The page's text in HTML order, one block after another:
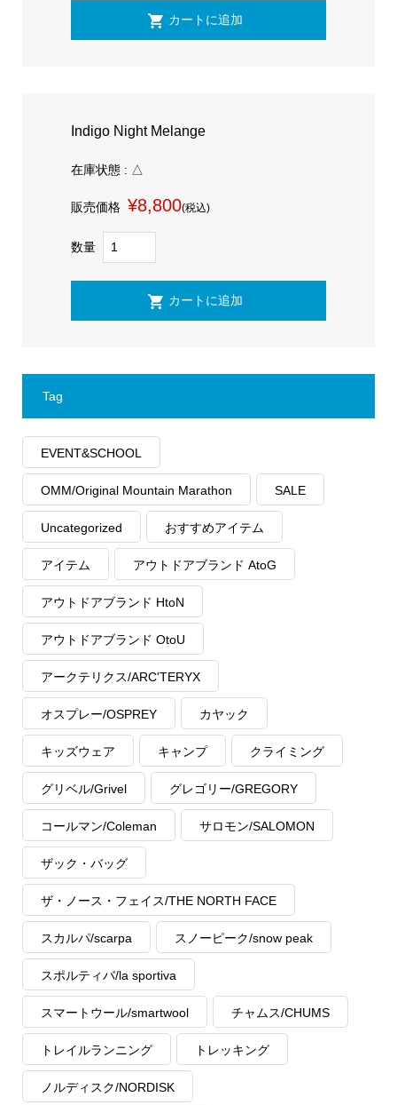
Indigo Night Melange
在庫状態 : △
販売価格 ¥8,800(税込)
数量
Tag
EVENT&SCHOOL
OMM/Original Mountain Marathon SALE
Uncategorized おすすめアイテム
アイテム アウトドアブランド AtoG
アウトドアブランド HtoN
アウトドアブランド OtoU
アークテリクス/ARC'TERYX
オスプレー/OSPREY カヤック
キッズウェア キャンプ クライミング
グリベル/Grivel グレゴリー/GREGORY
コールマン/Coleman サロモン/SALOMON
ザック・バッグ
ザ・ノース・フェイス/THE NORTH FACE
スカルパ/scarpa スノーピーク/snow peak
スポルティバ/la sportiva
スマートウール/smartwool チャムス/CHUMS
トレイルランニング トレッキング
ノルディスク/NORDISK